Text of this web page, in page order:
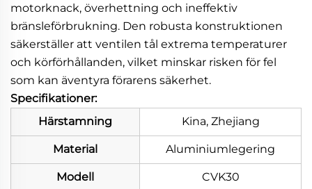
motorknack, överhettning och ineffektiv
bränsleförbrukning. Den robusta konstruktionen
säkerställer att ventilen tål extrema temperaturer
och körförhållanden, vilket minskar risken för fel
som kan äventyra förarens säkerhet.
Specifikationer:
Härstamning
Kina, Zhejiang
Material Aluminiumlegering
Modell CVK30